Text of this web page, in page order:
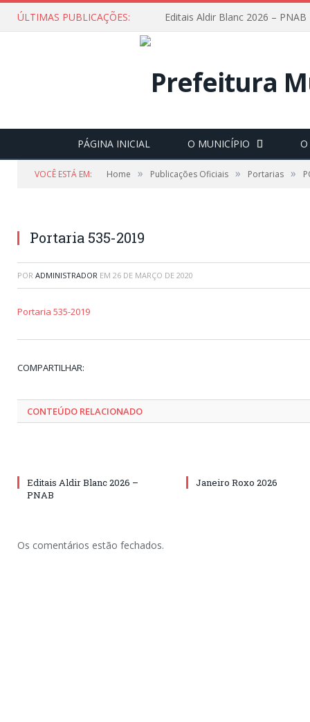
ÚLTIMAS PUBLICAÇÕES: Editais Aldir Blanc 2026 – PNAB
PÁGINA INICIAL O MUNICÍPIO O
VOCÊ ESTÁ EM: Home » Publicações Oficiais » Portarias »
Portaria 535-2019
POR ADMINISTRADOR EM 26 DE MARÇO DE 2020
Portaria 535-2019
COMPARTILHAR:
CONTEÚDO RELACIONADO
Editais Aldir Blanc 2026 –
PNAB
Janeiro Roxo 2026
Os comentários estão fechados.